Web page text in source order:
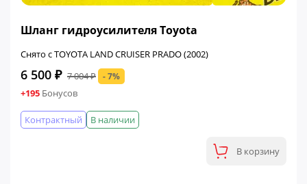
Шланг гидроусилителя Toyota
Снято с TOYOTA LAND CRUISER PRADO (2002)
6 500 ₽ 7 004 ₽ - 7%
+195 Бонусов
В наличии
Контрактный
В корзину